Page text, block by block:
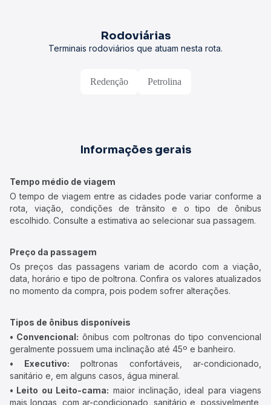
Rodoviárias
Terminais rodoviários que atuam nesta rota.
Redenção Petrolina
Informações gerais
Tempo médio de viagem
O tempo de viagem entre as cidades pode variar conforme a
rota, viação, condições de trânsito e o tipo de ônibus
escolhido. Consulte a estimativa ao selecionar sua passagem.
Preço da passagem
Os preços das passagens variam de acordo com a viação,
data, horário e tipo de poltrona. Confira os valores atualizados
no momento da compra, pois podem sofrer alterações.
Tipos de ônibus disponíveis
• Convencional: ônibus com poltronas do tipo convencional
geralmente possuem uma inclinação até 45º e banheiro.
• Executivo: poltronas confortáveis, ar-condicionado,
sanitário e, em alguns casos, água mineral.
• Leito ou Leito-cama: maior inclinação, ideal para viagens
mais longas, com ar-condicionado, sanitário e, possivelmente,